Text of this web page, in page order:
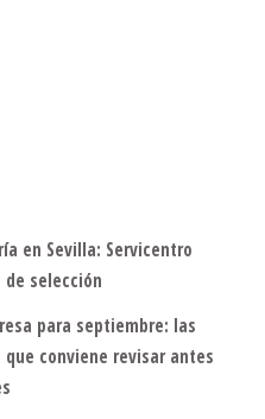
en Sevilla: Servicentro
de selección
para septiembre: las
conviene revisar antes